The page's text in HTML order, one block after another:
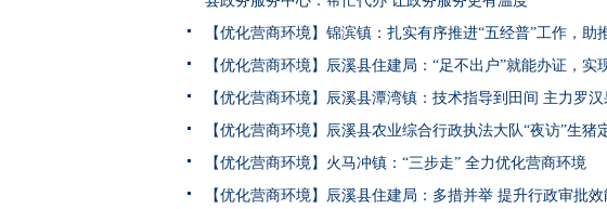
【优化营商环境】锦滨镇：扎实有序推进“五经普”工作，助
【优化营商环境】辰溪县住建局：“足不出户”就能办证，实
【优化营商环境】辰溪县潭湾镇：技术指导到田间 主力罗
【优化营商环境】辰溪县农业综合行政执法大队“夜访”生猪
【优化营商环境】火马冲镇：“三步走” 全力优化营商环境
【优化营商环境】辰溪县住建局：多措并举 提升行政审批效